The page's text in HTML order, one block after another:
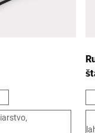
údajov na